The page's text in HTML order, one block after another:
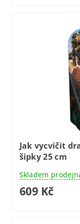
Jak vycvičit
šipky 25 cm
Skladem
609 Kč